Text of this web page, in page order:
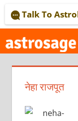
to
content
Talk To
नेहा राजपूत